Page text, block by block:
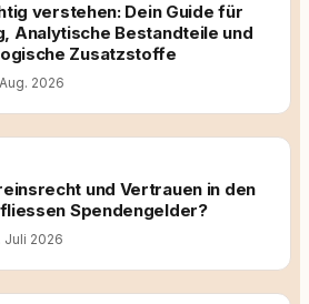
verstehen: Dein Guide für
Analytische Bestandteile und
Zusatzstoffe
2026
und Vertrauen in den
Spendengelder?
Juli 2026